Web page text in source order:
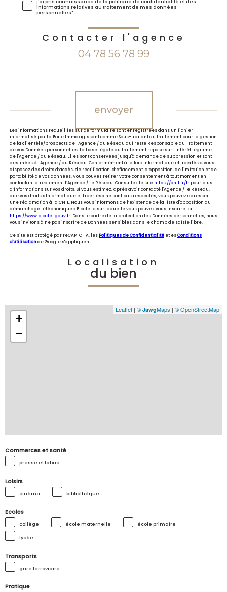
j'ai pris connaissance de la politique de confidentialité et des
informations relatives au traitement de mes données
personnelles*
Contacter l'agence
04 78 56 78 99
envoyer
Les informations recueillies sur ce formulaire sont enregistrées dans un fichier
informatisé par La Boite Immo agissant comme Sous-traitant du traitement pour la gestion
de la clientèle/prospects de l'Agence / du Réseau qui reste Responsable du Traitement
de vos Données personnelles. La base légale du traitement repose sur l'intérêt légitime
de l'Agence / du Réseau. Elles sont conservées jusqu'à demande de suppression et sont
destinées à l'Agence / au Réseau. Conformément à la loi « informatique et libertés », vous
disposez des droits d’accès, de rectification, d’effacement, d’opposition, de limitation et de
portabilité de vos données. Vous pouvez retirer votre consentement à tout moment en
contactant directement l’Agence / Le Réseau. Consultez le site https://cnil.fr/fr pour plus
d’informations sur vos droits. Si vous estimez, après avoir contacté l'Agence / le Réseau,
que vos droits « Informatique et Libertés » ne sont pas respectés, vous pouvez adresser
une réclamation à la CNIL. Nous vous informons de l’existence de la liste d'opposition au
démarchage téléphonique « Bloctel », sur laquelle vous pouvez vous inscrire ici :
https://www.bloctel.gouv.fr. Dans le cadre de la protection des Données personnelles, nous
vous invitons à ne pas inscrire de Données sensibles dans le champ de saisie libre.
Ce site est protégé par reCAPTCHA, les Politiques de Confidentialité et esConditions
d'utilisationde Google s'appliquent.
Localisation
du bien
+
−
Leaflet | © JawgMaps | © OpenStreetMap
Commerces et santé
presse et tabac
Loisirs
cinéma bibliothèque
Ecoles
collège école maternelle école primaire
lycée
Transports
gare ferroviaire
Pratique